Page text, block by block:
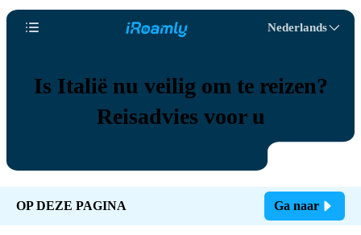
Nederlands
Is Italië nu veilig om te reizen?
Reisadvies voor u
OP DEZE PAGINA Ga naar